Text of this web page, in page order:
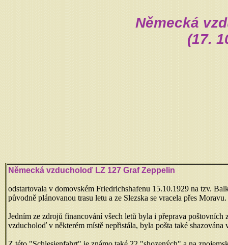
Německá
(17.
Německá vzducholoď LZ 127 Graf Zeppelin
odstartovala v domovském Friedrichshafenu 15.10.1929 na tzv.
původně plánovanou trasu letu a ze Slezska se vracela přes
Jedním ze zdrojů financování všech letů byla i přeprava
vzducholoď v některém místě nepřistála, byla pošta také